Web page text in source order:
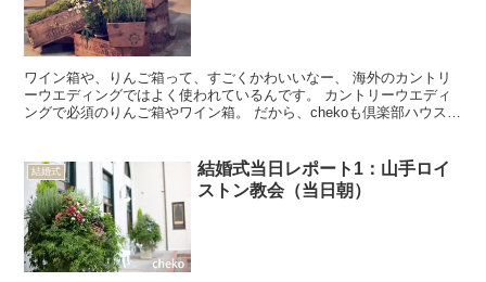
ワイン箱や、りんご箱って、すごくかわいいなー、 海外のカントリ
ーウエディングではよく使われているんです。 カントリーウエディ
ングで必須のりんご箱やワイン箱。 だから、chekoも倶楽部ハウスＡ
結婚式
結婚式当日レポート1：山手ロイ
ストン教会（当日朝）